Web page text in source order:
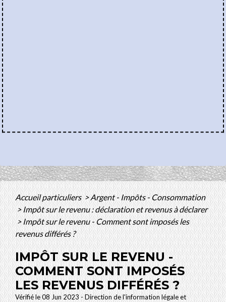
Accueil particuliers>Argent - Impôts - Consommation
>Impôt sur le revenu : déclaration et revenus à déclarer
>Impôt sur le revenu - Comment sont imposés les
revenus différés ?
IMPÔT SUR LE REVENU -
COMMENT SONT IMPOSÉS
LES REVENUS DIFFÉRÉS ?
Vérifié le 08 Jun 2023 - Direction de l'information légale et